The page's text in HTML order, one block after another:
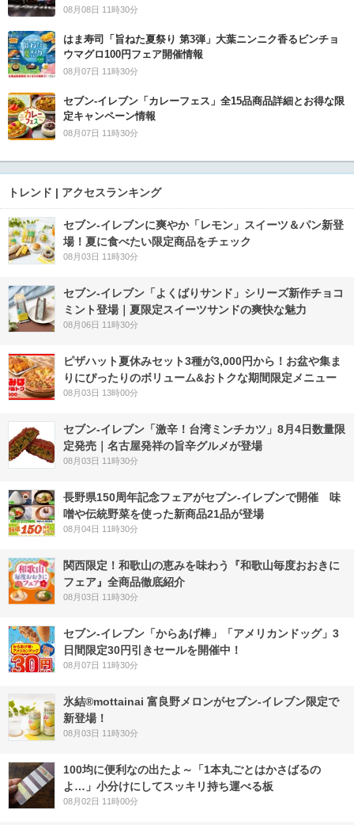
08月08日 11時30分
はま寿司「旨ねた夏祭り 第3弾」大葉ニンニク香るビンチョ
ウマグロ100円フェア開催情報
08月07日 11時30分
セブン‐イレブン「カレーフェス」全15品商品詳細とお得な限
定キャンペーン情報
08月07日 11時30分
トレンド | アクセスランキング
セブン‐イレブンに爽やか「レモン」スイーツ＆パン新登
場！夏に食べたい限定商品をチェック
08月03日 11時30分
セブン‐イレブン「よくばりサンド」シリーズ新作チョコ
ミント登場｜夏限定スイーツサンドの爽快な魅力
08月06日 11時30分
ピザハット夏休みセット3種が3,000円から！お盆や集ま
りにぴったりのボリューム&おトクな期間限定メニュー
08月03日 13時00分
セブン-イレブン「激辛！台湾ミンチカツ」8月4日数量限
定発売｜名古屋発祥の旨辛グルメが登場
08月03日 11時30分
長野県150周年記念フェアがセブン-イレブンで開催 味
噌や伝統野菜を使った新商品21品が登場
08月04日 11時30分
関西限定！和歌山の恵みを味わう『和歌山毎度おおきに
フェア』全商品徹底紹介
08月03日 11時30分
セブン‐イレブン「からあげ棒」「アメリカンドッグ」3
日間限定30円引きセールを開催中！
08月07日 11時30分
氷結®mottainai 富良野メロンがセブン‐イレブン限定で
新登場！
08月03日 11時30分
100均に便利なの出たよ～「1本丸ごとはかさばるの
よ…」小分けにしてスッキリ持ち運べる板
08月02日 11時00分